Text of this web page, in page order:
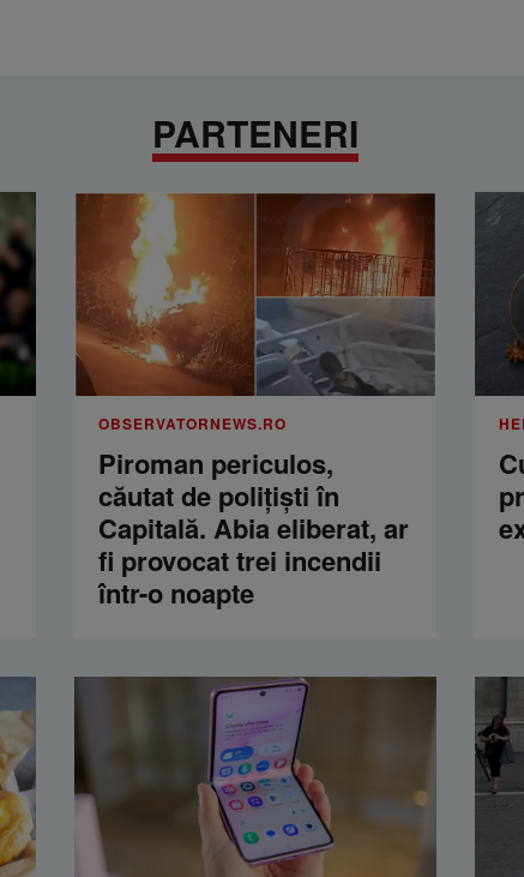
PARTENERI
OBSERVATORNEWS.RO
Piroman periculos,
căutat de poliţişti în
Capitală. Abia eliberat, ar
fi provocat trei incendii
într-o noapte